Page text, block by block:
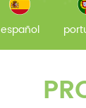
español